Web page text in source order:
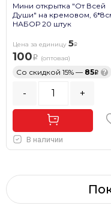
Мини открытка "От Всей
Души" на кремовом,
НАБОР 20 штук
Цена за единицу 5
100 (оптовая)
Со скидкой 15% — 85 ?
- +
В наличии